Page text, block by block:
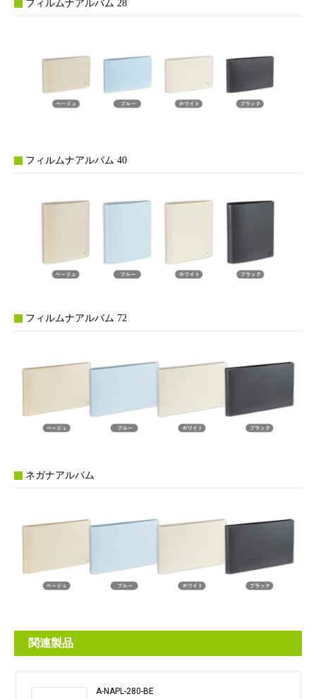
フィルムナアルバム 28
フィルムナアルバム 40
フィルムナアルバム 72
ネガナアルバム
関連製品
A-NAPL-280-BE